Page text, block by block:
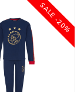
SALE -20%